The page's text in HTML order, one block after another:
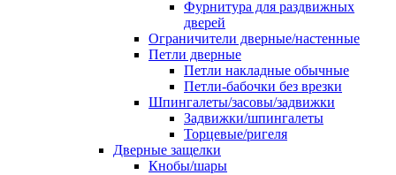
Фурнитура для раздвижных
дверей
Ограничители дверные/настенные
Петли дверные
Петли накладные обычные
Петли-бабочки без врезки
Шпингалеты/засовы/задвижки
Задвижки/шпингалеты
Торцевые/ригеля
Дверные защелки
Кнобы/шары